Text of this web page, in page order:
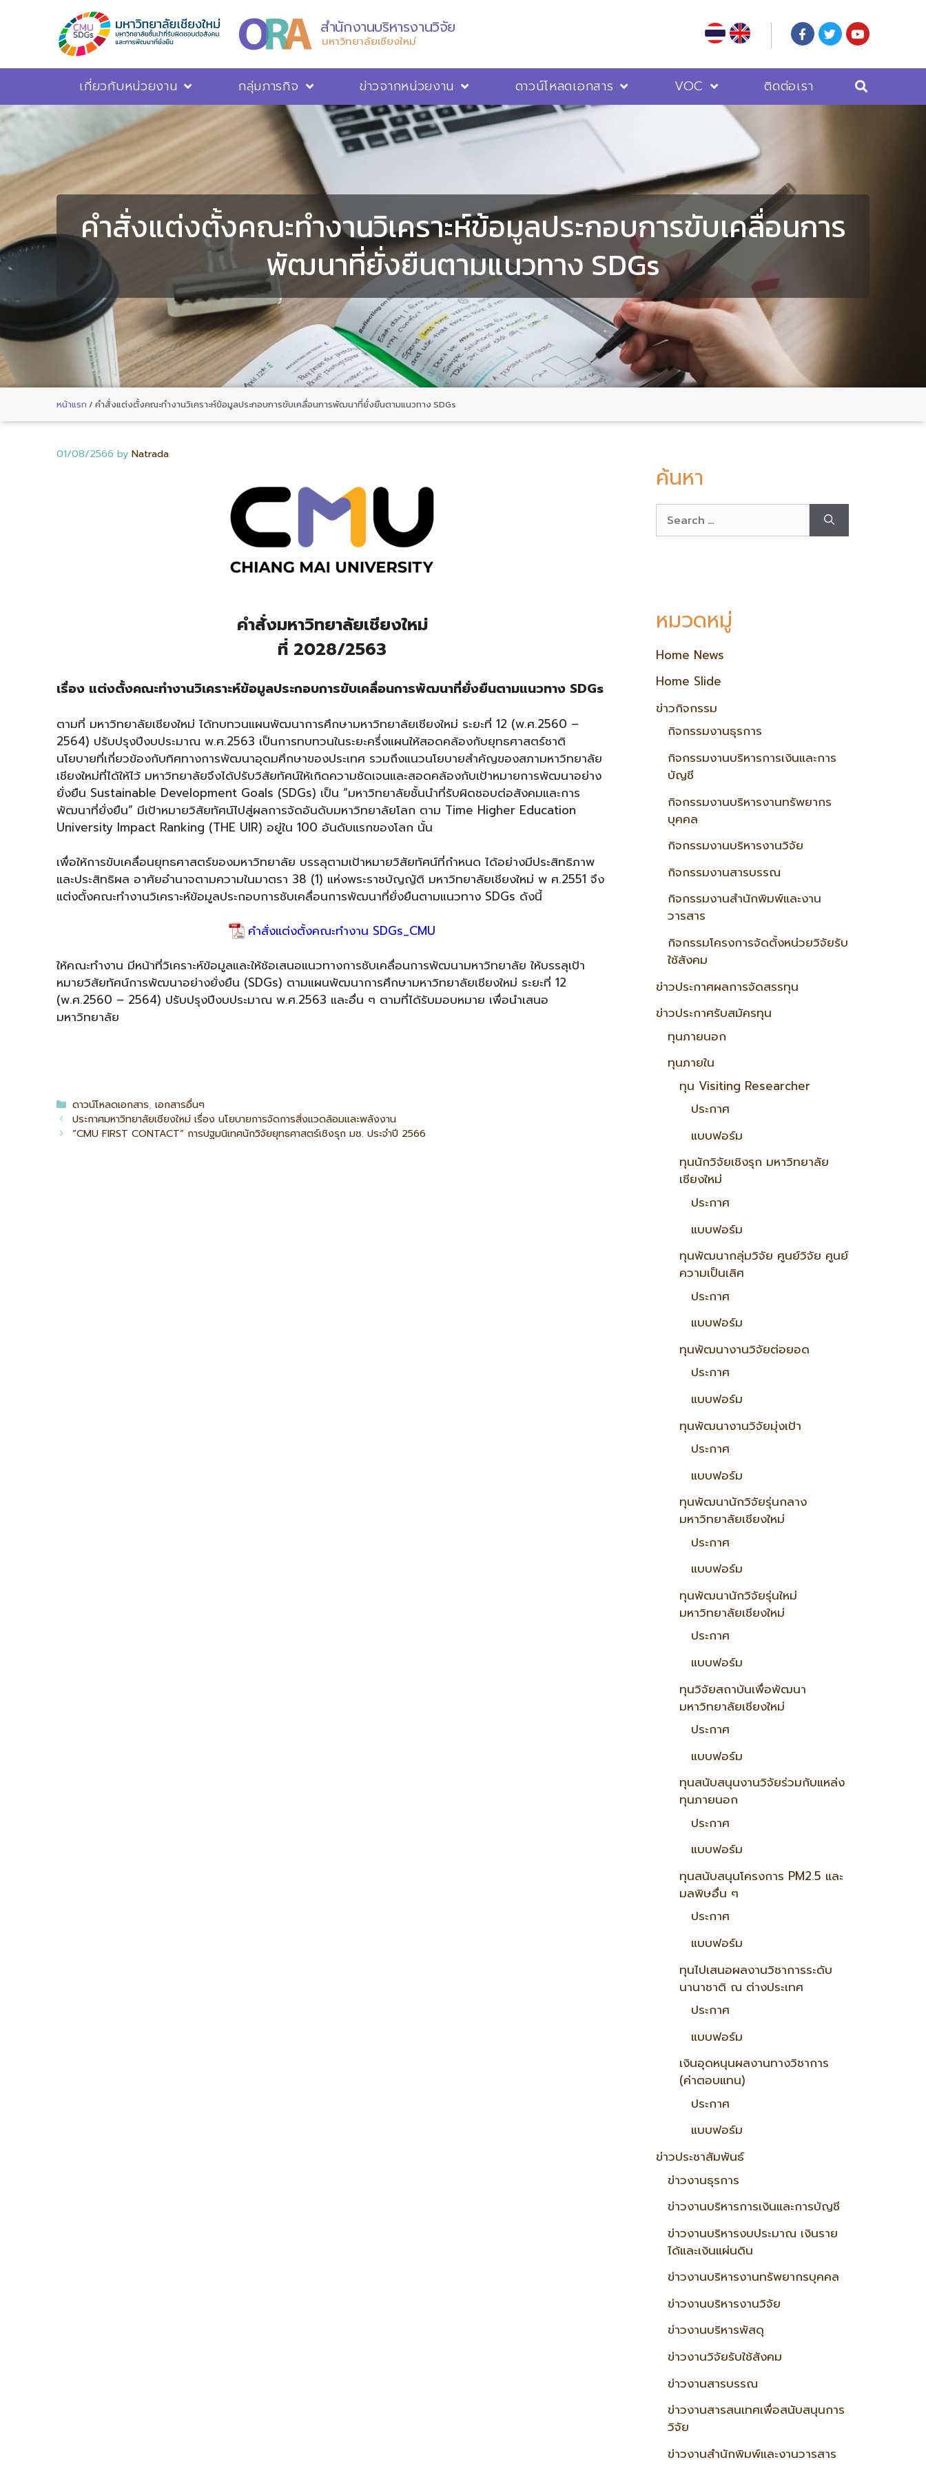
สำนักงานบริหารงานวิจัย
มหาวิทยาลัยเชียงใหม่
เกี่ยวกับหน่วยงาน กลุ่มภารกิจ ข่าวจากหน่วยงาน ดาวน์โหลดเอกสาร VOC ติดต่อเรา
คำสั่งแต่งตั้งคณะทำงานวิเคราะห์ข้อมูลประกอบการขับเคลื่อนการ
พัฒนาที่ยั่งยืนตามแนวทาง SDGs
หน้าแรก / คำสั่งแต่งตั้งคณะทำงานวิเคราะห์ข้อมูลประกอบการขับเคลื่อนการพัฒนาที่ยั่งยืนตามแนวทาง SDGs
01/08/2566 by Natrada
คำสั่งมหาวิทยาลัยเชียงใหม่
ที่ 2028/2563
เรื่อง แต่งตั้งคณะทำงานวิเคราะห์ข้อมูลประกอบการขับเคลื่อนการพัฒนาที่ยั่งยืนตามแนวทาง SDGs
ตามที่ มหาวิทยาลัยเชียงใหม่ ได้ทบทวนแผนพัฒนาการศึกษามหาวิทยาลัยเชียงใหม่ ระยะที่ 12 (พ.ศ.2560 –
2564) ปรับปรุงปีงบประมาณ พ.ศ.2563 เป็นการทบทวนในระยะครึ่งแผนให้สอดคล้องกับยุทธศาสตร์ชาติ
นโยบายที่เกี่ยวข้องกับทิศทางการพัฒนาอุดมศึกษาของประเทศ รวมถึงแนวนโยบายสำคัญของสภามหาวิทยาลัย
เชียงใหม่ที่ได้ให้ไว้ มหาวิทยาลัยจึงได้ปรับวิสัยทัศน์ให้เกิดความชัดเจนและสอดคล้องกับเป้าหมายการพัฒนาอย่าง
ยั่งยืน Sustainable Development Goals (SDGs) เป็น “มหาวิทยาลัยชั้นนำที่รับผิดชอบต่อสังคมและการ
พัฒนาที่ยั่งยืน” มีเป้าหมายวิสัยทัศน์ไปสู่ผลการจัดอันดับมหาวิทยาลัยโลก ตาม Time Higher Education
University Impact Ranking (THE UIR) อยู่ใน 100 อันดับแรกของโลก นั้น
เพื่อให้การขับเคลื่อนยุทธศาสตร์ของมหาวิทยาลัย บรรลุตามเป้าหมายวิสัยทัศน์ที่กำหนด ได้อย่างมีประสิทธิภาพ
และประสิทธิผล อาศัยอำนาจตามความในมาตรา 38 (1) แห่งพระราชบัญญัติ มหาวิทยาลัยเชียงใหม่ พ ศ.2551 จึง
แต่งตั้งคณะทำงานวิเคราะห์ข้อมูลประกอบการชับเคลื่อนการพัฒนาที่ยั่งยืนตามแนวทาง SDGs ดังนี้
คำสั่งแต่งตั้งคณะทำงาน SDGs_CMU
ให้คณะทำงาน มีหน้าที่วิเคราะห์ข้อมูลและให้ช้อเสนอแนวทางการชับเคลื่อนการพัฒนามหาวิทยาลัย ให้บรรลุเป้า
หมายวิสัยทัศน์การพัฒนาอย่างยั่งยืน (SDGs) ตามแผนพัฒนาการศึกษามหาวิทยาลัยเชียงใหม่ ระยะที่ 12
(พ.ศ.2560 – 2564) ปรับปรุงปีงบประมาณ พ.ศ.2563 และอื่น ๆ ตามที่ได้รับมอบหมาย เพื่อนำเสนอ
มหาวิทยาลัย
ดาวน์โหลดเอกสาร,เอกสารอื่นๆ
ประกาศมหาวิทยาลัยเชียงใหม่ เรื่อง นโยบายการจัดการสิ่งแวดล้อมและพลังงาน
”CMU FIRST CONTACT” การปฐมนิเทศนักวิจัยยุทธศาสตร์เชิงรุก มช. ประจำปี 2566
ค้นหา
หมวดหมู่
Home News
Home Slide
ข่าวกิจกรรม
กิจกรรมงานธุรการ
กิจกรรมงานบริหารการเงินและการ
บัญชี
กิจกรรมงานบริหารงานทรัพยากร
บุคคล
กิจกรรมงานบริหารงานวิจัย
กิจกรรมงานสารบรรณ
กิจกรรมงานสำนักพิมพ์และงาน
วารสาร
กิจกรรมโครงการจัดตั้งหน่วยวิจัยรับ
ใช้สังคม
ข่าวประกาศผลการจัดสรรทุน
ข่าวประกาศรับสมัครทุน
ทุนภายนอก
ทุนภายใน
ทุน Visiting Researcher
ประกาศ
แบบฟอร์ม
ทุนนักวิจัยเชิงรุก มหาวิทยาลัย
เชียงใหม่
ประกาศ
แบบฟอร์ม
ทุนพัฒนากลุ่มวิจัย ศูนย์วิจัย ศูนย์
ความเป็นเลิศ
ประกาศ
แบบฟอร์ม
ทุนพัฒนางานวิจัยต่อยอด
ประกาศ
แบบฟอร์ม
ทุนพัฒนางานวิจัยมุ่งเป้า
ประกาศ
แบบฟอร์ม
ทุนพัฒนานักวิจัยรุ่นกลาง
มหาวิทยาลัยเชียงใหม่
ประกาศ
แบบฟอร์ม
ทุนพัฒนานักวิจัยรุ่นใหม่
มหาวิทยาลัยเชียงใหม่
ประกาศ
แบบฟอร์ม
ทุนวิจัยสถาบันเพื่อพัฒนา
มหาวิทยาลัยเชียงใหม่
ประกาศ
แบบฟอร์ม
ทุนสนับสนุนงานวิจัยร่วมกับแหล่ง
ทุนภายนอก
ประกาศ
แบบฟอร์ม
ทุนสนับสนุนโครงการ PM2.5 และ
มลพิษอื่น ๆ
ประกาศ
แบบฟอร์ม
ทุนไปเสนอผลงานวิชาการระดับ
นานาชาติ ณ ต่างประเทศ
ประกาศ
แบบฟอร์ม
เงินอุดหนุนผลงานทางวิชาการ
(ค่าตอบแทน)
ประกาศ
แบบฟอร์ม
ข่าวประชาสัมพันธ์
ข่าวงานธุรการ
ข่าวงานบริหารการเงินและการบัญชี
ข่าวงานบริหารงบประมาณ เงินราย
ได้และเงินแผ่นดิน
ข่าวงานบริหารงานทรัพยากรบุคคล
ข่าวงานบริหารงานวิจัย
ข่าวงานบริหารพัสดุ
ข่าวงานวิจัยรับใช้สังคม
ข่าวงานสารบรรณ
ข่าวงานสารสนเทศเพื่อสนับสนุนการ
วิจัย
ข่าวงานสำนักพิมพ์และงานวารสาร